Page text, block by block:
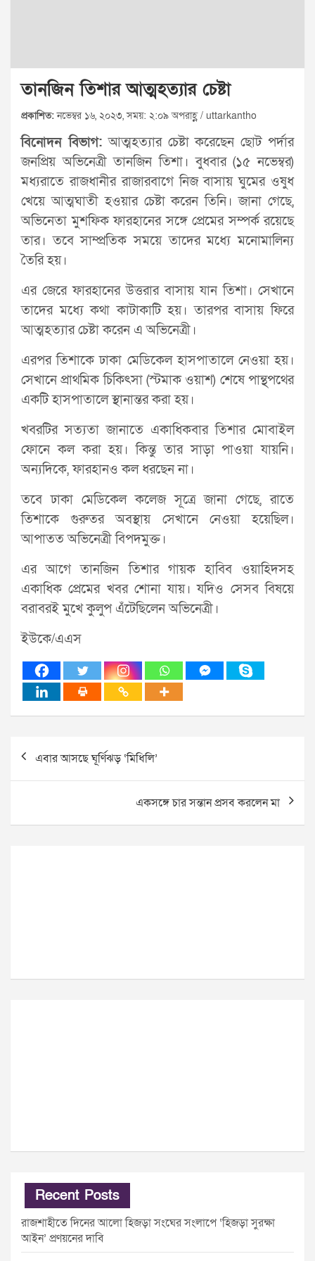
তানজিন তিশার আত্মহত্যার চেষ্টা
প্রকাশিত:নভেম্বর ১৬, ২০২৩, সময়: ২:০৯ অপরাহ্ণ / uttarkantho
বিনোদন বিভাগ:আত্মহত্যার চেষ্টা করেছেন ছোট পর্দার
জনপ্রিয় অভিনেত্রী তানজিন তিশা। বুধবার (১৫ নভেম্বর)
মধ্যরাতে রাজধানীর রাজারবাগে নিজ বাসায় ঘুমের ওষুধ
খেয়ে আত্মঘাতী হওয়ার চেষ্টা করেন তিনি। জানা গেছে,
অভিনেতা মুশফিক ফারহানের সঙ্গে প্রেমের সম্পর্ক রয়েছে
তার। তবে সাম্প্রতিক সময়ে তাদের মধ্যে মনোমালিন্য
তৈরি হয়।
এর জেরে ফারহানের উত্তরার বাসায় যান তিশা। সেখানে
তাদের মধ্যে কথা কাটাকাটি হয়। তারপর বাসায় ফিরে
আত্মহত্যার চেষ্টা করেন এ অভিনেত্রী।
এরপর তিশাকে ঢাকা মেডিকেল হাসপাতালে নেওয়া হয়।
সেখানে প্রাথমিক চিকিৎসা (স্টমাক ওয়াশ) শেষে পান্থপথের
একটি হাসপাতালে স্থানান্তর করা হয়।
খবরটির সত্যতা জানাতে একাধিকবার তিশার মোবাইল
ফোনে কল করা হয়। কিন্তু তার সাড়া পাওয়া যায়নি।
অন্যদিকে, ফারহানও কল ধরছেন না।
তবে ঢাকা মেডিকেল কলেজ সূত্রে জানা গেছে, রাতে
তিশাকে গুরুতর অবস্থায় সেখানে নেওয়া হয়েছিল।
আপাতত অভিনেত্রী বিপদমুক্ত।
এর আগে তানজিন তিশার গায়ক হাবিব ওয়াহিদসহ
একাধিক প্রেমের খবর শোনা যায়। যদিও সেসব বিষয়ে
বরাবরই মুখে কুলুপ এঁটেছিলেন অভিনেত্রী।
ইউকে/এএস
Post
navigation
এবার আসছে ঘূর্ণিঝড় ‘মিধিলি’
একসঙ্গে চার সন্তান প্রসব করলেন মা
Recent Posts
রাজশাহীতে দিনের আলো হিজড়া সংঘের সংলাপে ‘হিজড়া সুরক্ষা
আইন’ প্রণয়নের দাবি